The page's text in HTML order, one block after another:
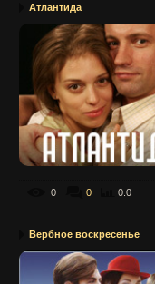
Атлантида
0 0 0.0
Вербное воскресенье